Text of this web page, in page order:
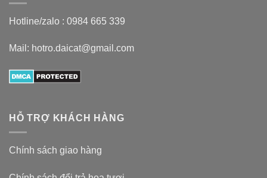
Hotline/zalo : 0984 665 339
Mail: hotro.daicat@gmail.com
HỖ TRỢ KHÁCH HÀNG
Chính sách giao hàng